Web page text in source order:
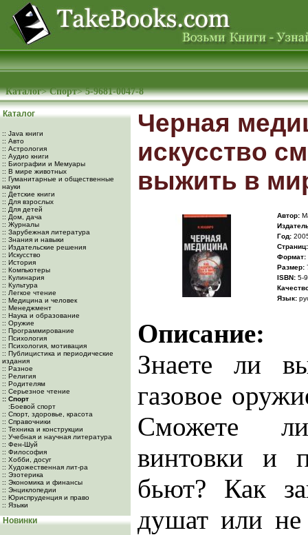
Каталог>Спорт>5-9681-0047-8
Каталог
:: Java книги
:: Авто
:: Астрология
:: Аудио книги
:: Биографии и Мемуары
:: В мире животных
:: Гуманитарные и общественные
науки
:: Детские книги
:: Для взрослых
:: Для детей
:: Дом, дача
:: Журналы
:: Зарубежная литература
:: Знания и навыки
:: Издательские решения
:: Искусство
:: История
:: Компьютеры
:: Кулинария
:: Культура
:: Легкое чтение
:: Медицина и человек
:: Менеджмент
:: Наука и образование
:: Оружие
:: Программирование
:: Психология
:: Психология, мотивация
:: Публицистика и периодические
издания
:: Разное
:: Религия
:: Родителям
:: Серьезное чтение
:: Спорт
:Боевой спорт
:: Спорт, здоровье, красота
:: Справочники
:: Техника и конструкции
:: Учебная и научная литература
:: Фен-Шуй
:: Философия
:: Хобби, досуг
:: Художественная лит-ра
:: Эзотерика
:: Экономика и финансы
:: Энциклопедии
:: Юриспруденция и право
:: Языки
Новинки
Черная
искусство
выжить в
Автор:
Год:
Cтраниц:
Формат:
Размер:
ISBN: 5-
Язык:
Описание:
Знаете ли
газовое
Сможете
винтовки и
бьют? Как
душат или не